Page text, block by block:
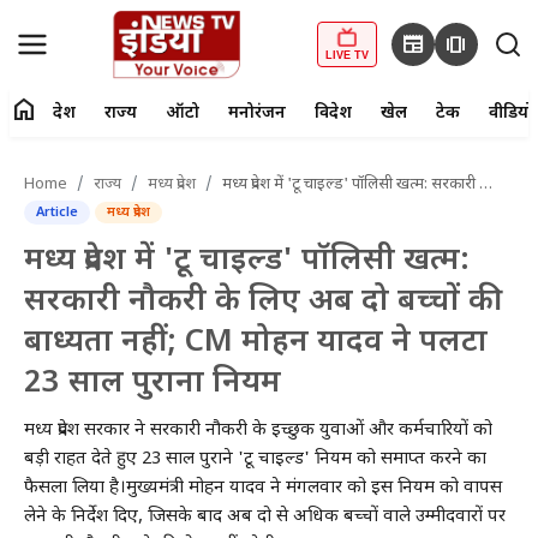
LIVE TV newspaper amp_stories
Home
राज्य
ऑटो
मनोरंजन
विदेश
home देश राज्य ऑटो मनोरंजन विदेश खेल टेक वीडियो
Home राज्य मध्य प्रदेश मध्य प्रदेश में 'टू चाइल्ड' पॉलिसी खत्म: सरकारी नौकरी के लिए अब दो बच्चों की बाध्यता नहीं; CM मोहन यादव ने पलटा 23 साल पुराना नियम
Article मध्य प्रदेश
मध्य प्रदेश में 'टू चाइल्ड' पॉलिसी खत्म:
सरकारी नौकरी के लिए अब दो बच्चों की
बाध्यता नहीं; CM मोहन यादव ने पलटा
23 साल पुराना नियम
मध्य प्रदेश सरकार ने सरकारी नौकरी के इच्छुक युवाओं और कर्मचारियों को
बड़ी राहत देते हुए 23 साल पुराने 'टू चाइल्ड' नियम को समाप्त करने का
फैसला लिया है।मुख्यमंत्री मोहन यादव ने मंगलवार को इस नियम को वापस
लेने के निर्देश दिए, जिसके बाद अब दो से अधिक बच्चों वाले उम्मीदवारों पर